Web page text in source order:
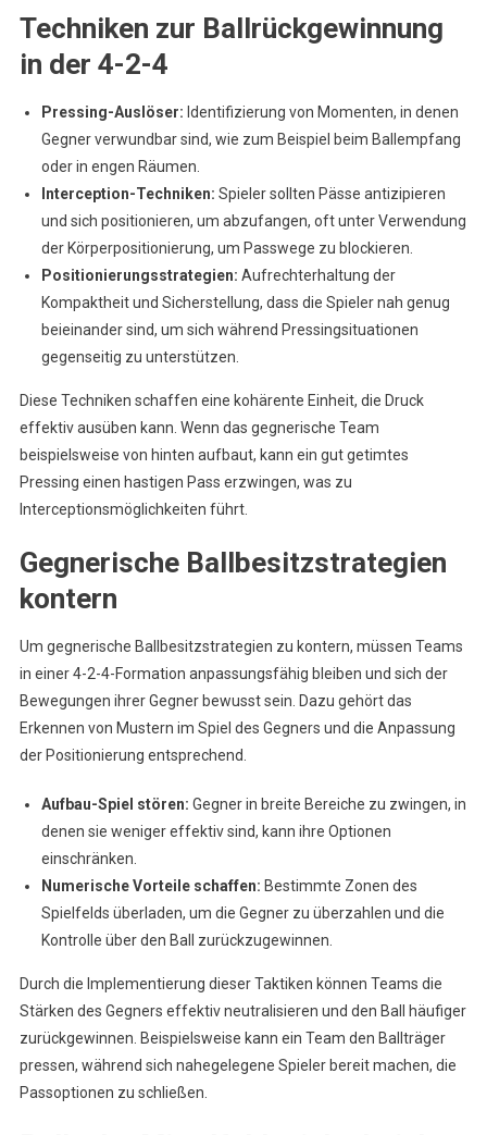
Techniken zur Ballrückgewinnung
in der 4-2-4
Pressing-Auslöser: Identifizierung von Momenten, in denen
Gegner verwundbar sind, wie zum Beispiel beim Ballempfang
oder in engen Räumen.
Interception-Techniken: Spieler sollten Pässe antizipieren
und sich positionieren, um abzufangen, oft unter Verwendung
der Körperpositionierung, um Passwege zu blockieren.
Positionierungsstrategien: Aufrechterhaltung der
Kompaktheit und Sicherstellung, dass die Spieler nah genug
beieinander sind, um sich während Pressingsituationen
gegenseitig zu unterstützen.
Diese Techniken schaffen eine kohärente Einheit, die Druck
effektiv ausüben kann. Wenn das gegnerische Team
beispielsweise von hinten aufbaut, kann ein gut getimtes
Pressing einen hastigen Pass erzwingen, was zu
Interceptionsmöglichkeiten führt.
Gegnerische Ballbesitzstrategien
kontern
Um gegnerische Ballbesitzstrategien zu kontern, müssen Teams
in einer 4-2-4-Formation anpassungsfähig bleiben und sich der
Bewegungen ihrer Gegner bewusst sein. Dazu gehört das
Erkennen von Mustern im Spiel des Gegners und die Anpassung
der Positionierung entsprechend.
Aufbau-Spiel stören: Gegner in breite Bereiche zu zwingen, in
denen sie weniger effektiv sind, kann ihre Optionen
einschränken.
Numerische Vorteile schaffen: Bestimmte Zonen des
Spielfelds überladen, um die Gegner zu überzahlen und die
Kontrolle über den Ball zurückzugewinnen.
Durch die Implementierung dieser Taktiken können Teams die
Stärken des Gegners effektiv neutralisieren und den Ball häufiger
zurückgewinnen. Beispielsweise kann ein Team den Ballträger
pressen, während sich nahegelegene Spieler bereit machen, die
Passoptionen zu schließen.